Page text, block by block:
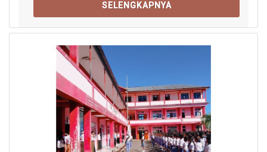
SELENGKAPNYA